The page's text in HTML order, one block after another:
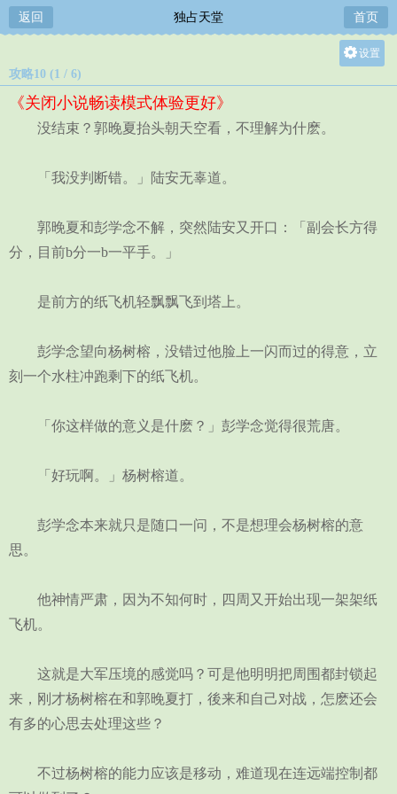
返回 独占天堂 首页
设置
攻略10 (1 / 6)
《关闭小说畅读模式体验更好》
没结束？郭晚夏抬头朝天空看，不理解为什麽。
「我没判断错。」陆安无辜道。
郭晚夏和彭学念不解，突然陆安又开口：「副会长方得
分，目前b分一b一平手。」
是前方的纸飞机轻飘飘飞到塔上。
彭学念望向杨树榕，没错过他脸上一闪而过的得意，立
刻一个水柱冲跑剩下的纸飞机。
「你这样做的意义是什麽？」彭学念觉得很荒唐。
「好玩啊。」杨树榕道。
彭学念本来就只是随口一问，不是想理会杨树榕的意
思。
他神情严肃，因为不知何时，四周又开始出现一架架纸
飞机。
这就是大军压境的感觉吗？可是他明明把周围都封锁起
来，刚才杨树榕在和郭晚夏打，後来和自己对战，怎麽还会
有多的心思去处理这些？
不过杨树榕的能力应该是移动，难道现在连远端控制都